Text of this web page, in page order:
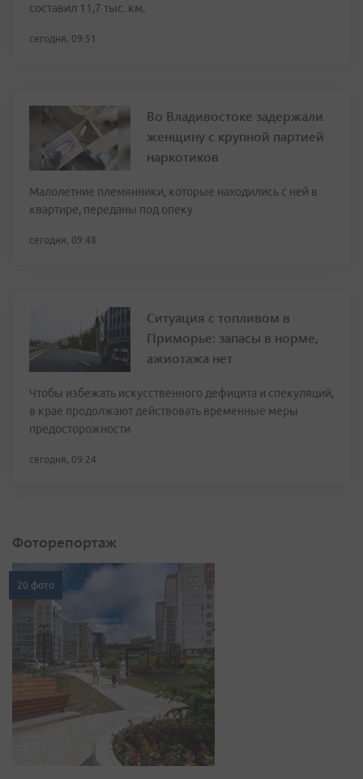
составил 11,7 тыс. км.
сегодня, 09:51
Во Владивостоке задержали
женщину с крупной партией
наркотиков
Малолетние племянники, которые находились с ней в
квартире, переданы под опеку
сегодня, 09:48
Ситуация с топливом в
Приморье: запасы в норме,
ажиотажа нет
Чтобы избежать искусственного дефицита и спекуляций,
в крае продолжают действовать временные меры
предосторожности
сегодня, 09:24
Фоторепортаж
20 фото